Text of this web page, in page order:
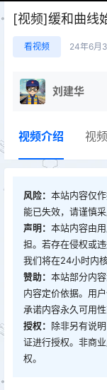
[视频]缓和曲线
看视频 24年6月
刘建华
视频介绍 视
风险： 本站内容仅
能已失效，请谨慎采
声明： 本站内容由
担。若存在侵权或
我们将在24小时内
赞助： 本站部分内
内容定价依据。用
承诺内容永久可用性
授权： 除非另有说
证进行授权。非商
权。